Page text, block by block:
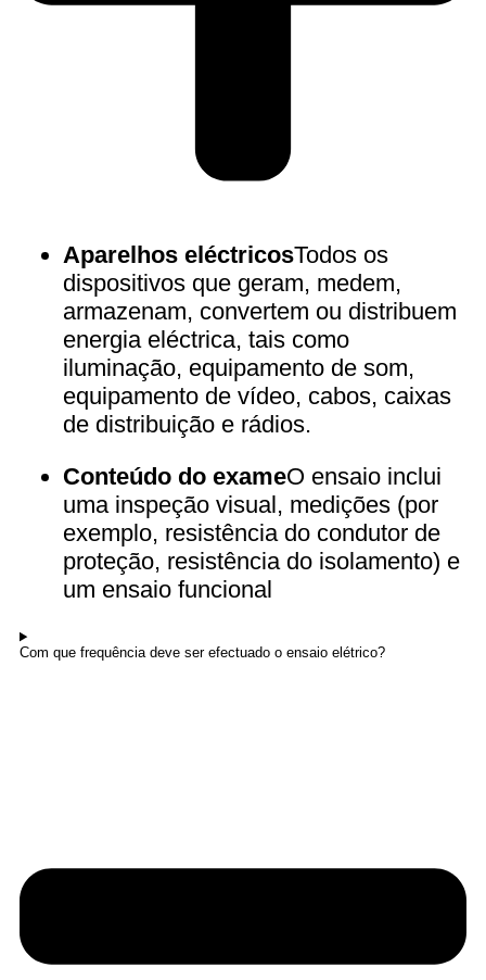
Aparelhos eléctricosTodos os
dispositivos que geram, medem,
armazenam, convertem ou distribuem
energia eléctrica, tais como
iluminação, equipamento de som,
equipamento de vídeo, cabos, caixas
de distribuição e rádios.
Conteúdo do exameO ensaio inclui
uma inspeção visual, medições (por
exemplo, resistência do condutor de
proteção, resistência do isolamento) e
um ensaio funcional
Com que frequência deve ser efectuado o ensaio elétrico?